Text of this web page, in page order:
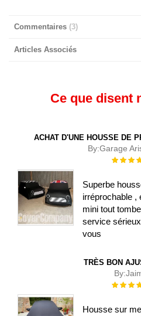
Commentaires 3
Articles Associés
Ce que disent
ACHAT D'UNE HOUSSE DE
By:Garage
Superbe
irréprochable ,
mini tout
service
vous
TRÈS BON
By:
Housse sur